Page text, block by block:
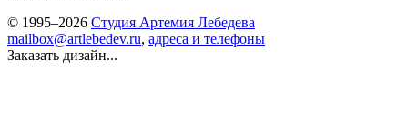
© 1995–2026 Студия Артемия Лебедева
mailbox@artlebedev.ru, адреса и телефоны
Заказать дизайн...